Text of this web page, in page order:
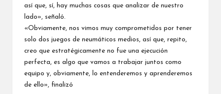
así que, sí, hay muchas cosas que analizar de nuestro
lado», señaló.
«Obviamente, nos vimos muy comprometidos por tener
solo dos juegos de neumáticos medios, así que, repito,
creo que estratégicamente no fue una ejecución
perfecta, es algo que vamos a trabajar juntos como
equipo y, obviamente, lo entenderemos y aprenderemos
de ello», finalizó